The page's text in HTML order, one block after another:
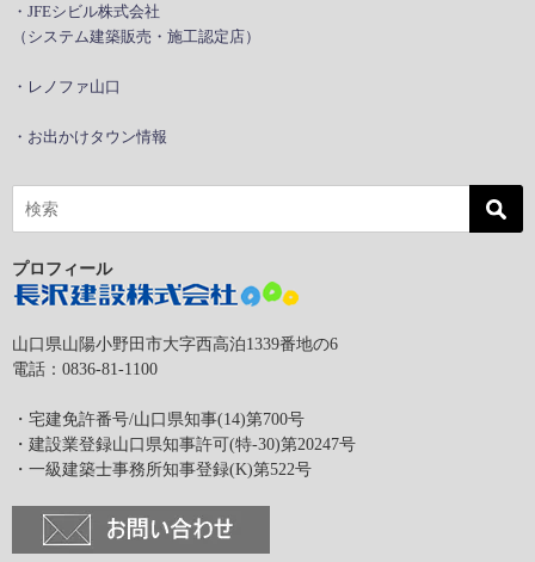
・JFEシビル株式会社
（システム建築販売・施工認定店）
・レノファ山口
・お出かけタウン情報
プロフィール
山口県山陽小野田市大字西高泊1339番地の6
電話：0836-81-1100
・宅建免許番号/山口県知事(14)第700号
・建設業登録山口県知事許可(特-30)第20247号
・一級建築士事務所知事登録(K)第522号